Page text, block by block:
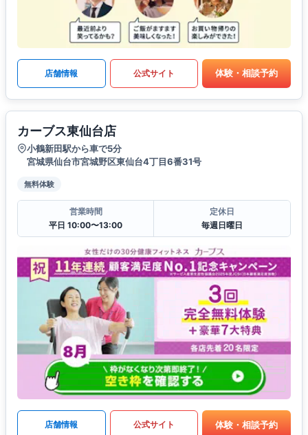
店舗情報 公式サイト 体験・相談予約
カーブス東仙台店
小鶴新田駅から車で5分
宮城県仙台市宮城野区東仙台4丁目6番31号
無料体験
営業時間
平日 10:00〜13:00
定休日
毎週日曜日
店舗情報 公式サイト 体験・相談予約